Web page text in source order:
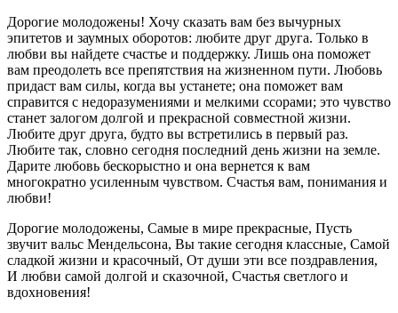
Дорогие молодожены! Хочу сказать вам без вычурных
эпитетов и заумных оборотов: любите друг друга. Только в
любви вы найдете счастье и поддержку. Лишь она поможет
вам преодолеть все препятствия на жизненном пути. Любовь
придаст вам силы, когда вы устанете; она поможет вам
справится с недоразумениями и мелкими ссорами; это чувство
станет залогом долгой и прекрасной совместной жизни.
Любите друг друга, будто вы встретились в первый раз.
Любите так, словно сегодня последний день жизни на земле.
Дарите любовь бескорыстно и она вернется к вам
многократно усиленным чувством. Счастья вам, понимания и
любви!
Дорогие молодожены, Самые в мире прекрасные, Пусть
звучит вальс Мендельсона, Вы такие сегодня классные, Самой
сладкой жизни и красочный, От души эти все поздравления,
И любви самой долгой и сказочной, Счастья светлого и
вдохновения!